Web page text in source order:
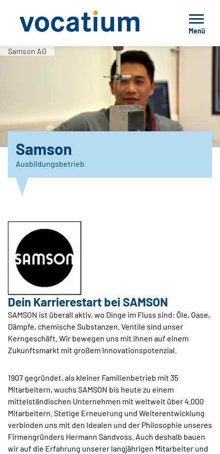
Menü
Samson AG
Samson
Ausbildungsbetrieb
Dein Karrierestart bei SAMSON
SAMSON ist überall aktiv, wo Dinge im Fluss sind: Öle, Gase,
Dämpfe, chemische Substanzen. Ventile sind unser
Kerngeschäft. Wir bewegen uns mit ihnen auf einem
Zukunftsmarkt mit großem Innovationspotenzial.
1907 gegründet, als kleiner Familienbetrieb mit 35
Mitarbeitern, wuchs SAMSON bis heute zu einem
mittelständischen Unternehmen mit weltweit über 4.000
Mitarbeitern. Stetige Erneuerung und Weiterentwicklung
verbinden uns mit den Idealen und der Philosophie unseres
Firmengründers Hermann Sandvoss. Auch deshalb bauen
wir auf die Erfahrung unserer langjährigen Mitarbeiter und